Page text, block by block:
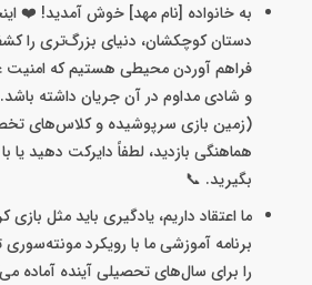
به خانواده [نام مهد] خوش آمدید! ❤️
دستان کوچکشان، دنیای بزرگ‌تری را
فراهم آوردن محیطی هستیم که امنیت
و شادی مداوم در آن جریان داشته باشد.
(زمین بازی سرپوشیده و کلاس‌های
هماهنگی بازدید، لطفاً دایرکت دهید یا
بگیرید. 📞
ما اعتقاد داریم، یادگیری باید مثل
برنامه آموزشی ما با رویکرد
را برای سال‌های تحصیلی آینده آماده